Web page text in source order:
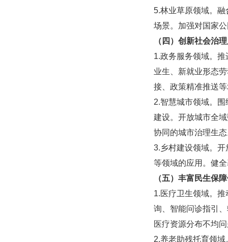
5.林业草原领域。
场景。加强对国家
（四）创新社会治
1.政务服务领域。
业生、新就业形态
接、政策精准推送
2.智慧城市领域。
建设。开放城市全
协同的城市治理生
3.乡村建设领域。
等领域的应用。健
（五）丰富民生保
1.医疗卫生领域。
询、智能问诊指引
医疗资源分布不均
2.养老助残托育领